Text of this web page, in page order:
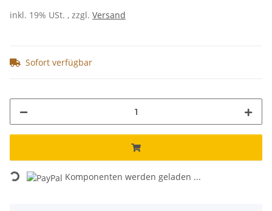
inkl. 19% USt. , zzgl. Versand
Sofort verfügbar
Loading... Komponenten werden geladen ...